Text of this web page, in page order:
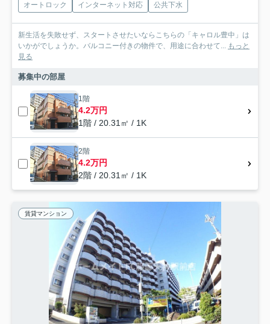
オートロック インターネット対応 公共下水
新生活を失敗せず、スタートさせたいならこちらの「キャロル豊中」は
いかがでしょうか。バルコニー付きの物件で、用途に合わせて... もっと
見る
募集中の部屋
1階
4.2万円
1階 / 20.31㎡ / 1K
2階
4.2万円
2階 / 20.31㎡ / 1K
賃貸マンション